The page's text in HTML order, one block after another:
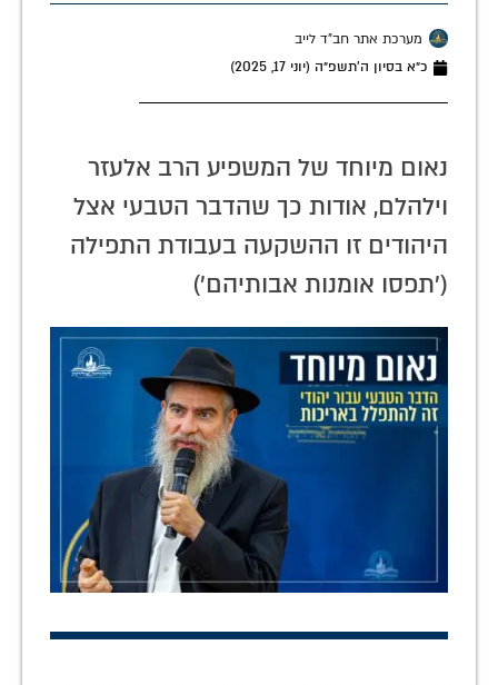
מערכת אתר חב"ד לייב
כ״א בסיון ה׳תשפ״ה (יוני 17, 2025)
נאום מיוחד של המשפיע הרב אלעזר
וילהלם, אודות כך שהדבר הטבעי אצל
היהודים זו ההשקעה בעבודת התפילה
('תפסו אומנות אבותיהם')